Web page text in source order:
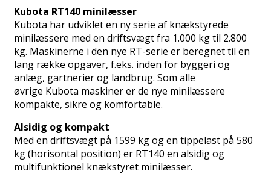
Kubota RT140 minilæsser
Kubota har udviklet en ny serie af knækstyrede
minilæssere med en driftsvægt fra 1.000 kg til 2.800
kg. Maskinerne i den nye RT-serie er beregnet til en
lang række opgaver, f.eks. inden for byggeri og
anlæg, gartnerier og landbrug. Som alle
øvrige Kubota maskiner er de nye minilæssere
kompakte, sikre og komfortable.
Alsidig og kompakt
Med en driftsvægt på 1599 kg og en tippelast på 580
kg (horisontal position) er RT140 en alsidig og
multifunktionel knækstyret minilæsser.